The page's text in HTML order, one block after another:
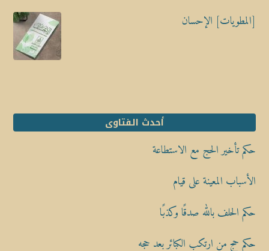
[المطويات] الإحسان
أحدث الفتاوى
حكم تأخير الحج مع الاستطاعة
الأسباب المعينة على قيام
حكم الحلف بالله صدقًا وكذبًا
حكم حج من ارتكب الكبائر بعد حجه